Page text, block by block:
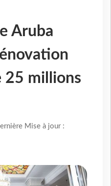
Aruba
25 millions
Mise à jour :